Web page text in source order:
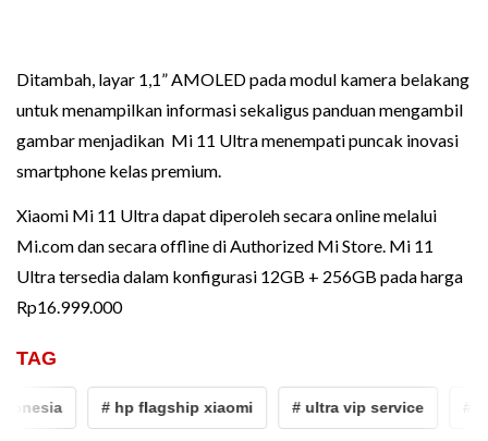
Ditambah, layar 1,1” AMOLED pada modul kamera belakang
untuk menampilkan informasi sekaligus panduan mengambil
gambar menjadikan Mi 11 Ultra menempati puncak inovasi
smartphone kelas premium.
Xiaomi Mi 11 Ultra dapat diperoleh secara online melalui
Mi.com dan secara offline di Authorized Mi Store. Mi 11
Ultra tersedia dalam konfigurasi 12GB + 256GB pada harga
Rp16.999.000
TAG
# hp flagship xiaomi # ultra vip service #